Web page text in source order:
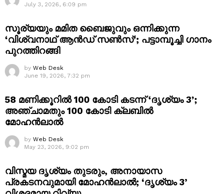
July 3, 2026, 6:09 pm
സൂര്യയും മമിത ബൈജുവും ഒന്നിക്കുന്ന
‘വിശ്വനാഥ് ആൻഡ് സൺസ്’; പട്ടാമ്പൂച്ചി ഗാനം
പുറത്തിറങ്ങി
by Web Desk
June 19, 2026, 7:32 pm
58 മണിക്കൂറിൽ 100 കോടി കടന്ന് ‘ദൃശ്യം 3’;
അഞ്ചാമതും 100 കോടി ക്ലബിൽ
മോഹൻലാൽ
by Web Desk
May 23, 2026, 9:02 pm
വിസ്മയ ദൃശ്യം തുടരും, അനായാസ
പ്രകടനവുമായി മോഹൻലാൽ; ‘ദൃശ്യം 3’